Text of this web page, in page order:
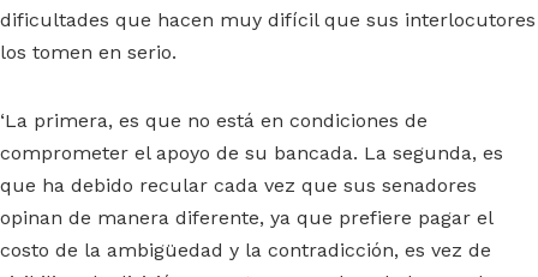
dificultades que hacen muy difícil que sus interlocutores
los tomen en serio.
‘La primera, es que no está en condiciones de
comprometer el apoyo de su bancada. La segunda, es
que ha debido recular cada vez que sus senadores
opinan de manera diferente, ya que prefiere pagar el
costo de la ambigüedad y la contradicción, es vez de